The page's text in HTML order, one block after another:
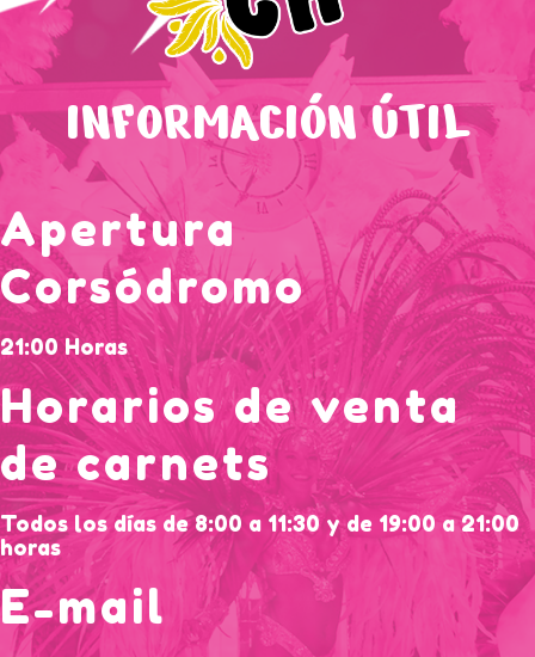
INFORMACIÓN ÚTIL
Apertura
Corsódromo
21:00 Horas
Horarios de venta
de carnets
Todos los días de 8:00 a 11:30 y de 19:00 a 21:00
horas
E-mail